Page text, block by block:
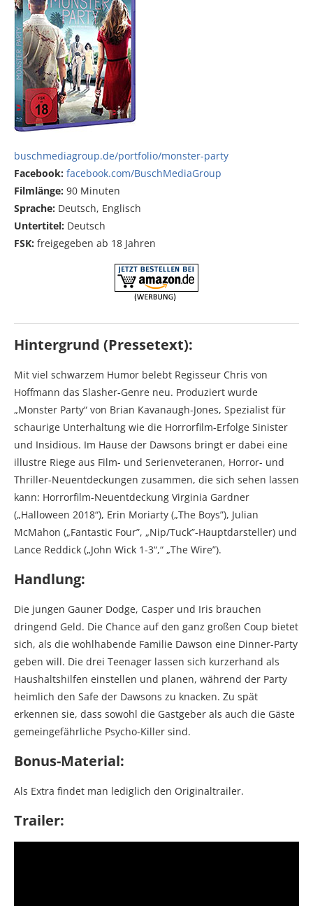
buschmediagroup.de/portfolio/monster-party
Facebook: facebook.com/BuschMediaGroup
Filmlänge: 90 Minuten
Sprache: Deutsch, Englisch
Untertitel: Deutsch
FSK: freigegeben ab 18 Jahren
Hintergrund (Pressetext):
Mit viel schwarzem Humor belebt Regisseur Chris von
Hoffmann das Slasher-Genre neu. Produziert wurde
„Monster Party“ von Brian Kavanaugh-Jones, Spezialist für
schaurige Unterhaltung wie die Horrorfilm-Erfolge Sinister
und Insidious. Im Hause der Dawsons bringt er dabei eine
illustre Riege aus Film- und Serienveteranen, Horror- und
Thriller-Neuentdeckungen zusammen, die sich sehen lassen
kann: Horrorfilm-Neuentdeckung Virginia Gardner
(„Halloween 2018“), Erin Moriarty („The Boys”), Julian
McMahon („Fantastic Four”, „Nip/Tuck”-Hauptdarsteller) und
Lance Reddick („John Wick 1-3“,“ „The Wire”).
Handlung:
Die jungen Gauner Dodge, Casper und Iris brauchen
dringend Geld. Die Chance auf den ganz großen Coup bietet
sich, als die wohlhabende Familie Dawson eine Dinner-Party
geben will. Die drei Teenager lassen sich kurzerhand als
Haushaltshilfen einstellen und planen, während der Party
heimlich den Safe der Dawsons zu knacken. Zu spät
erkennen sie, dass sowohl die Gastgeber als auch die Gäste
gemeingefährliche Psycho-Killer sind.
Bonus-Material:
Als Extra findet man lediglich den Originaltrailer.
Trailer: